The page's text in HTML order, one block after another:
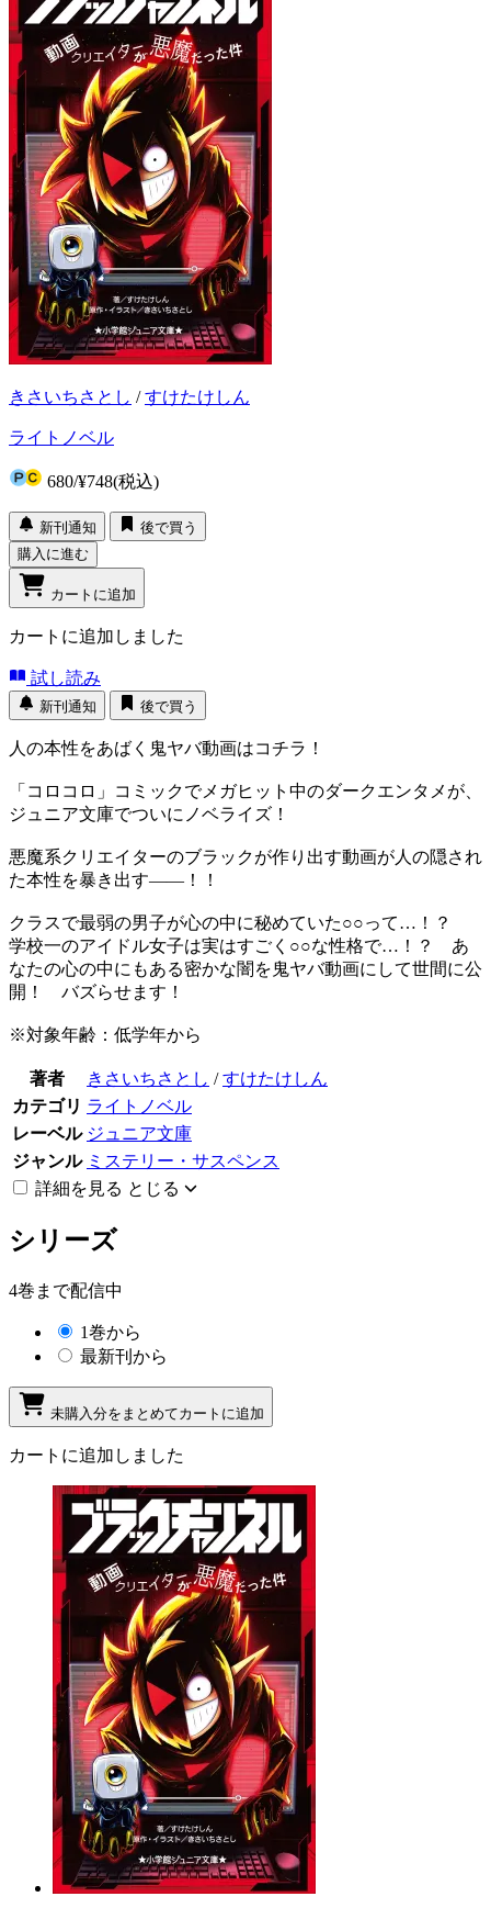
きさいちさとし /すけたけしん
ライトノベル
680/¥748(税込)
新刊通知
後で買う
購入に進む
カートに追加
カートに追加しました
試し読み
新刊通知 後で買う
人の本性をあばく鬼ヤバ動画はコチラ！
「コロコロ」コミックでメガヒット中のダークエンタメが、
ジュニア文庫でついにノベライズ！
悪魔系クリエイターのブラックが作り出す動画が人の隠され
た本性を暴き出す――！！
クラスで最弱の男子が心の中に秘めていた○○って…！？
学校一のアイドル女子は実はすごく○○な性格で…！？ あ
なたの心の中にもある密かな闇を鬼ヤバ動画にして世間に公
開！ バズらせます！
※対象年齢：低学年から
著者 きさいちさとし /すけたけしん
カテゴリ ライトノベル
レーベル ジュニア文庫
ジャンル ミステリー・サスペンス
詳細を見る とじる
シリーズ
4巻まで配信中
1巻から
最新刊から
未購入分をまとめてカートに追加
カートに追加しました